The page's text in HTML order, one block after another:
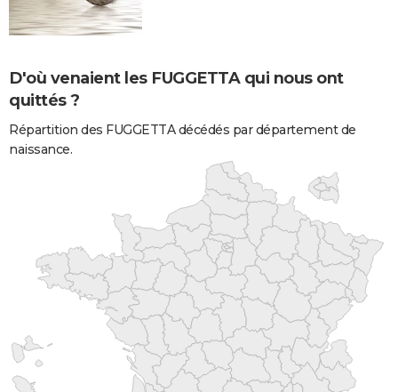
D'où venaient les FUGGETTA qui nous ont
quittés ?
Répartition des FUGGETTA décédés par département de
naissance.